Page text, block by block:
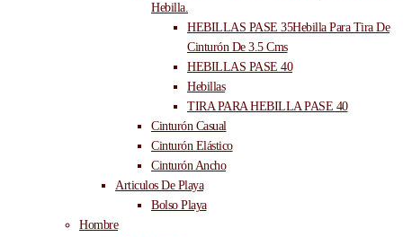
Hebilla.
HEBILLAS PASE 35Hebilla Para Tira De
Cinturón De 3.5 Cms
HEBILLAS PASE 40
Hebillas
TIRA PARA HEBILLA PASE 40
Cinturón Casual
Cinturón Elástico
Cinturón Ancho
Articulos De Playa
Bolso Playa
Hombre